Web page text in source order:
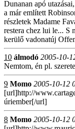
Dunanan apó
a már említett
részletek Madame
restera chez lui le... S
kerülő vadonatúj
10 álmodó 2005-10-
Nemtom, én pl.
9 Momo 2005-10-12
[url]http://
úriember[/url]
8 Momo 2005-10-12